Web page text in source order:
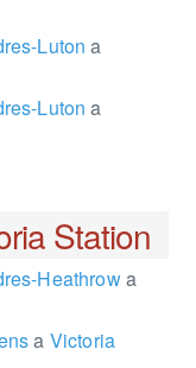
Lutona
Lutona
Station
Heathrowa
a Victoria